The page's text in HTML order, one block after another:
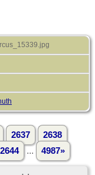
2637
2638
2644 ...
4987»